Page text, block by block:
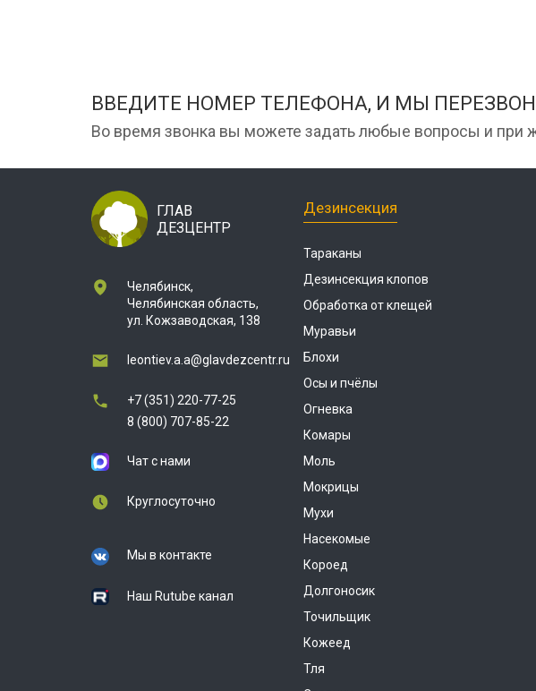
ВВЕДИТЕ НОМЕР ТЕЛЕФОНА, И МЫ
Во время звонка вы можете задать любые вопросы и при
ГЛАВ
ДЕЗЦЕНТР
Челябинск,
Челябинская область,
ул. Кожзаводская, 138
leontiev.a.a@glavdezcentr.ru
+7 (351) 220-77-25
8 (800) 707-85-22
Чат с нами
Круглосуточно
Мы в контакте
Наш Rutube канал
Дезинсекция
Тараканы
Дезинсекция клопов
Обработка от клещей
Муравьи
Блохи
Осы и пчёлы
Огневка
Комары
Моль
Мокрицы
Мухи
Насекомые
Короед
Долгоносик
Точильщик
Кожеед
Тля